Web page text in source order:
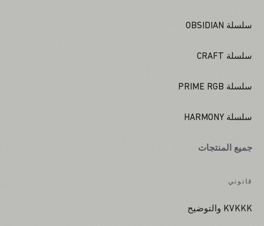
سلسلة OBSIDIAN
سلسلة CRAFT
سلسلة PRIME RGB
سلسلة HARMONY
جميع المنتجات
قانوني
KVKKK والتوضيح